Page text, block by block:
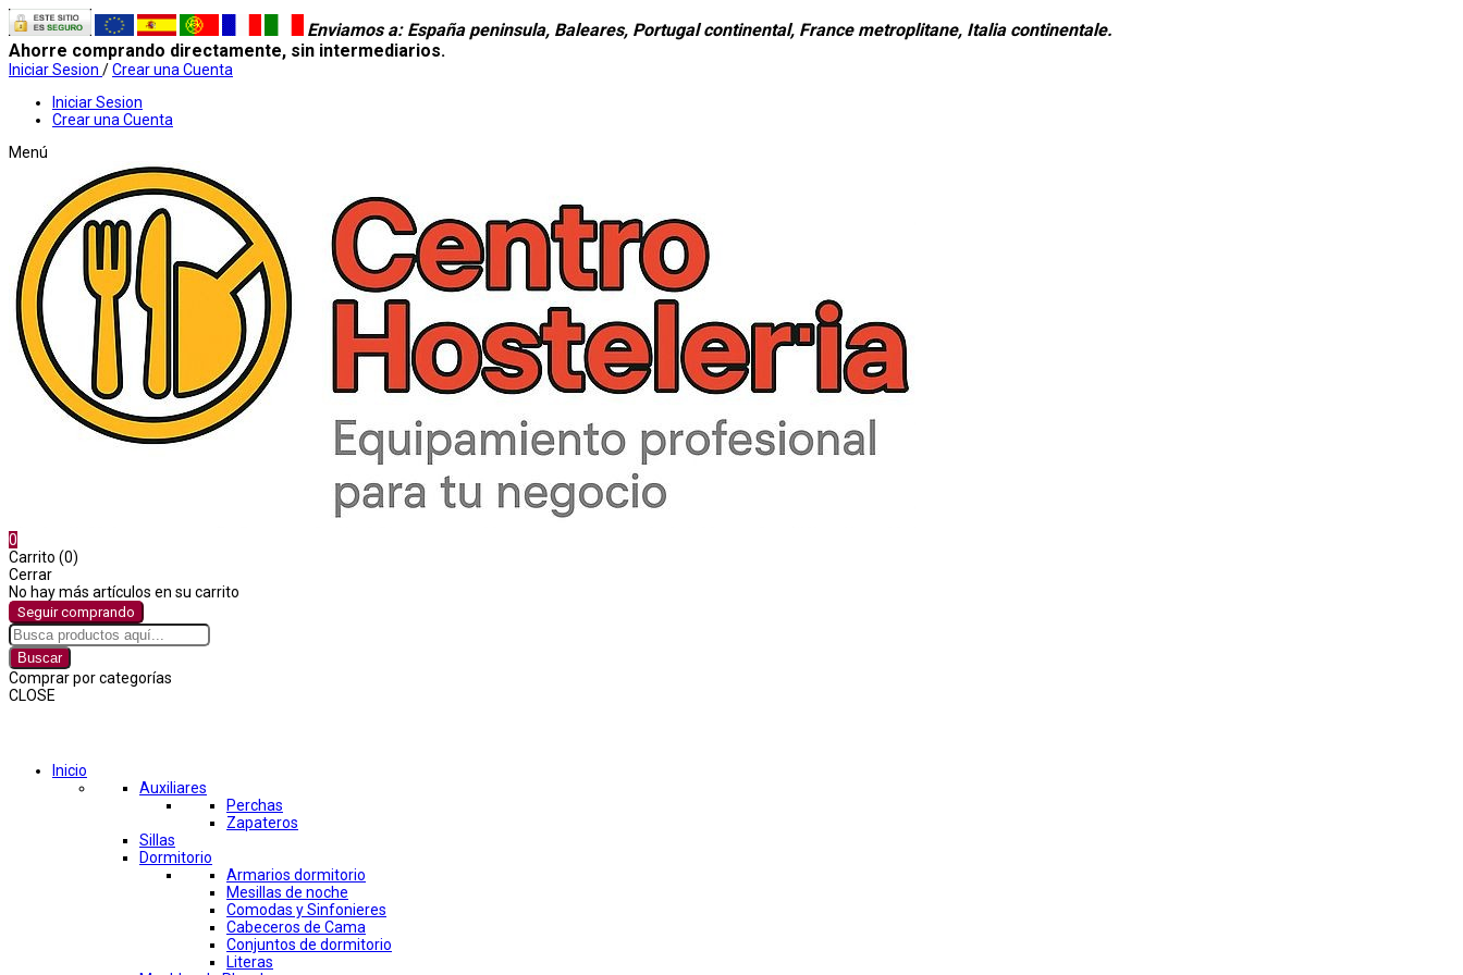
Enviamos a: España peninsula, Baleares, Portugal continental, France metroplitane, Italia continentale.
Ahorre comprando directamente, sin intermediarios.
Iniciar Sesion /Crear una Cuenta
Iniciar Sesion
Crear una Cuenta
Menú
0
Carrito (0)
Cerrar
No hay más artículos en su carrito
Seguir comprando
Buscar
Comprar por categorías
CLOSE
Inicio
Auxiliares
Perchas
Zapateros
Sillas
Dormitorio
Armarios dormitorio
Mesillas de noche
Comodas y Sinfonieres
Cabeceros de Cama
Conjuntos de dormitorio
Literas